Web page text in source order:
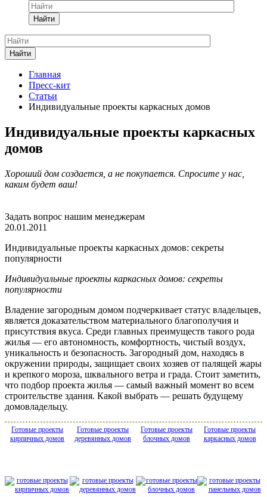
Найти
Найти
Главная
Пресс-кит
Статьи
Индивидуальные проекты каркасных домов
Индивидуальные проекты каркасных
домов
Хороший дом создается, а не покупается. Спросите у нас,
каким будет ваш!
Задать вопрос нашим менеджерам
20.01.2011
Индивидуальные проекты каркасных домов: секреты
популярности
Индивидуальные проекты каркасных домов: секреты
популярности
Владение загородным домом подчеркивает статус владельцев,
является доказательством материального благополучия и
присутствия вкуса. Среди главных преимуществ такого рода
жилья — его автономность, комфортность, чистый воздух,
уникальность и безопасность. Загородный дом, находясь в
окружении природы, защищает своих хозяев от палящей жары
и крепкого мороза, шквального ветра и града. Стоит заметить,
что подбор проекта жилья — самый важный момент во всем
строительстве здания. Какой выбрать — решать будущему
домовладельцу.
Готовые проекты
кирпичных домов
Готовые проекты
деревянных домов
Готовые проекты
блочных домов
Готовые проекты
каркасных домов